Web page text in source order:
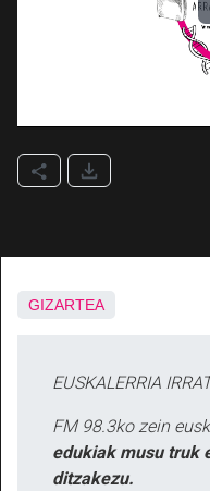
GIZARTEA
EUSKALERRIA
FM 98.3ko zein
edukiak musu truk
ditzakezu.